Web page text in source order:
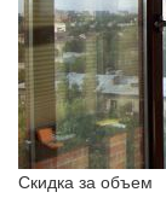
Скидка за объем